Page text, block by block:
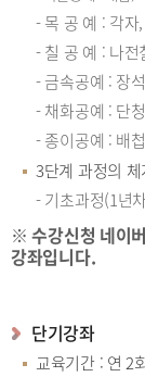
- 목 공 예 : 각자
- 칠 공 예 : 나전
- 금속공예 : 장석
- 채화공예 : 단청
- 종이공예 : 배첩
3단계 과정의
- 기초과정(1년
※ 수강신청 네이
강좌입니다.
단기강좌
교육기간 : 연 2